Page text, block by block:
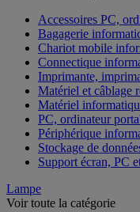
Accessoires PC,
Bagagerie
Chariot mobile
Connectique
Imprimante,
Matériel et câblage
Matériel
PC, ordinateur
Périphérique
Stockage de
Support écran, PC
Lampe
Voir toute la catégorie